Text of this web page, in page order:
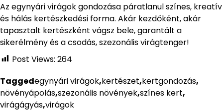
Az egynyári virágok gondozása páratlanul színes, kreatív
és hálás kertészkedési forma. Akár kezdőként, akár
tapasztalt kertészként vágsz bele, garantált a
sikerélmény és a csodás, szezonális virágtenger!
Post Views: 264
Taggedegynyári virágok,kertészet,kertgondozás,
növényápolás,szezonális növények,színes kert,
virágágyás,virágok